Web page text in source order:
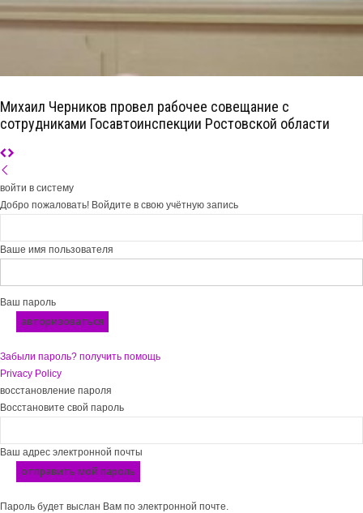
Михаил Черников провел рабочее совещание с
сотрудниками Госавтоинспекции Ростовской области
войти в систему
Добро пожаловать! Войдите в свою учётную запись
Ваше имя пользователя
Ваш пароль
Забыли пароль? получить помощь
Privacy Policy
восстановление пароля
Восстановите свой пароль
Ваш адрес электронной почты
Пароль будет выслан Вам по электронной почте.